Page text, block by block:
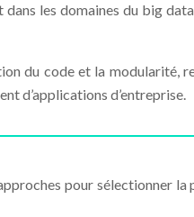
les domaines du big
du code et la modularité,
d’applications d’entreprise.
pour sélectionner la